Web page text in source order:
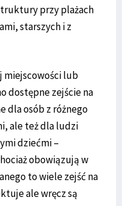
przy plażach
starszych i z
miejscowości lub
dostępne zejście na
dla osób z różnego
ale też dla ludzi
dziećmi –
obowiązują w
to wiele zejść na
ale wręcz są